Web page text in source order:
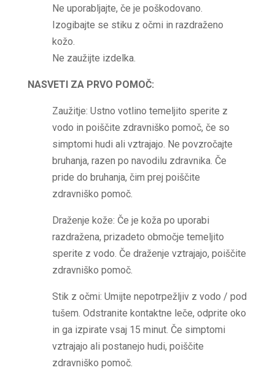
Ne uporabljajte, če je poškodovano.
Izogibajte se stiku z očmi in razdraženo
kožo.
Ne zaužijte izdelka.
NASVETI ZA PRVO POMOČ:
Zaužitje: Ustno votlino temeljito sperite z
vodo in poiščite zdravniško pomoč, če so
simptomi hudi ali vztrajajo. Ne povzročajte
bruhanja, razen po navodilu zdravnika. Če
pride do bruhanja, čim prej poiščite
zdravniško pomoč.
Draženje kože: Če je koža po uporabi
razdražena, prizadeto območje temeljito
sperite z vodo. Če draženje vztrajajo, poiščite
zdravniško pomoč.
Stik z očmi: Umijte nepotrpežljiv z vodo / pod
tušem. Odstranite kontaktne leče, odprite oko
in ga izpirate vsaj 15 minut. Če simptomi
vztrajajo ali postanejo hudi, poiščite
zdravniško pomoč.